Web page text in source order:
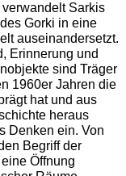
Sarkis
Gorki in eine
auseinandersetzt.
Erinnerung und
sind Träger
1960er Jahren die
hat und aus
heraus
Denken ein. Von
Begriff der
Öffnung